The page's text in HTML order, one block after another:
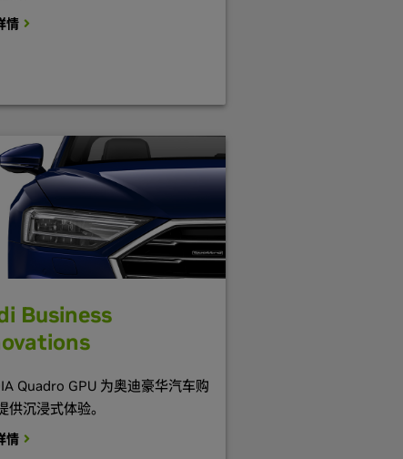
情
Business
Quadro GPU 为奥迪豪华汽车购
供沉浸式体验。
情